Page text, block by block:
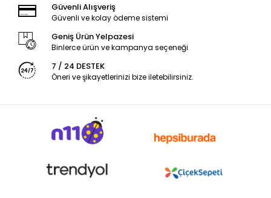
Güvenli Alışveriş
Güvenli ve kolay ödeme sistemi
Geniş Ürün Yelpazesi
Binlerce ürün ve kampanya seçeneği
7 / 24 DESTEK
Öneri ve şikayetlerinizi bize iletebilirsiniz.